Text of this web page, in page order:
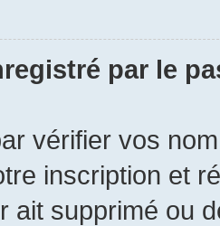
par le
vérifier vos
inscription et
ait supprimé ou